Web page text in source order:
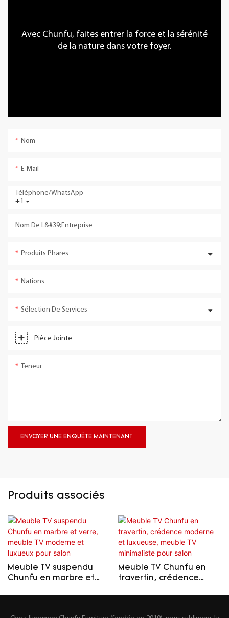
Avec Chunfu, faites entrer la force et la sérénité
de la nature dans votre foyer.
Nom
E-Mail
+1
Téléphone/WhatsApp
Nom De L&#39;entreprise
Produits Phares
Nations
Sélection De Services
Pièce Jointe
Teneur
ENVOYER UNE ENQUÊTE MAINTENANT
Produits associés
Meuble TV suspendu
Chunfu en marbre et
Meuble TV Chunfu en
travertin, crédence